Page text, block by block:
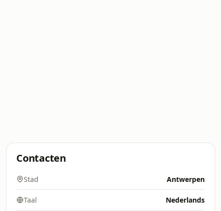
Contacten
Stad Antwerpen
Taal Nederlands